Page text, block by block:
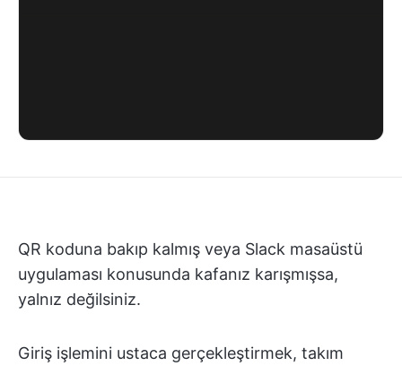
QR koduna bakıp kalmış veya Slack masaüstü
uygulaması konusunda kafanız karışmışsa,
yalnız değilsiniz.
Giriş işlemini ustaca gerçekleştirmek, takım